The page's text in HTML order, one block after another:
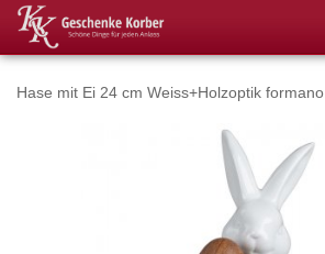
Hase mit Ei 24 cm Weiss+Holzoptik formano